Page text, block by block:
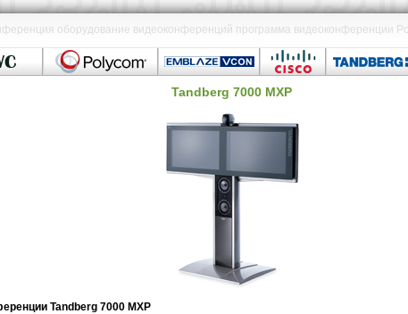
оборудование видеоконференций программа видеоконференции
Tandberg 7000 MXP
Tandberg 7000 MXP